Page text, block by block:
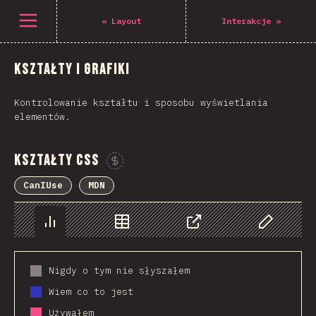
Open menu « Layout Interakcje »
Kształty i grafiki
Kontrolowanie kształtu i sposobu wyświetlania
elementów.
Kształty CSS
CanIUse MDN
Chart Data Share Customize
Nigdy o tym nie słyszałem
Wiem co to jest
Używałem